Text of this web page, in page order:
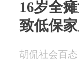
16岁全
致低保
胡侃社会百